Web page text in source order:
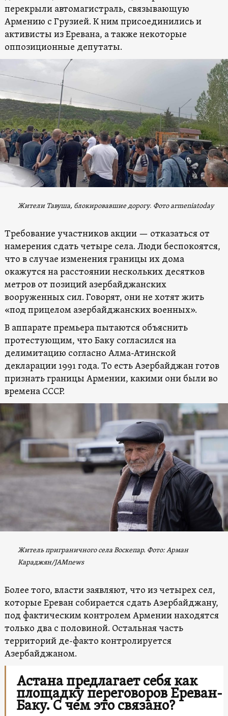
перекрыли автомагистраль, связывающую
Армению с Грузией. К ним присоединились и
активисты из Еревана, а также некоторые
оппозиционные депутаты.
Жители Тавуша, блокировавшие дорогу. Фото armeniatoday
Требование участников акции — отказаться от
намерения сдать четыре села. Люди беспокоятся,
что в случае изменения границы их дома
окажутся на расстоянии нескольких десятков
метров от позиций азербайджанских
вооруженных сил. Говорят, они не хотят жить
«под прицелом азербайджанских военных».
В аппарате премьера пытаются объяснить
протестующим, что Баку согласился на
делимитацию согласно Алма-Атинской
декларации 1991 года. То есть Азербайджан готов
признать границы Армении, какими они были во
времена СССР.
Житель приграничного села Воскепар. Фото: Арман
Караджян/JAMnews
Более того, власти заявляют, что из четырех сел,
которые Ереван собирается сдать Азербайджану,
под фактическим контролем Армении находятся
только два с половиной. Остальная часть
территорий де-факто контролируется
Азербайджаном.
Астана предлагает себя как
площадку переговоров Ереван-
Баку. С чем это связано?